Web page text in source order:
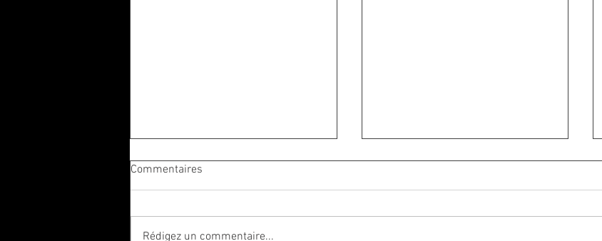
Commentaires
Rédigez un commentaire...